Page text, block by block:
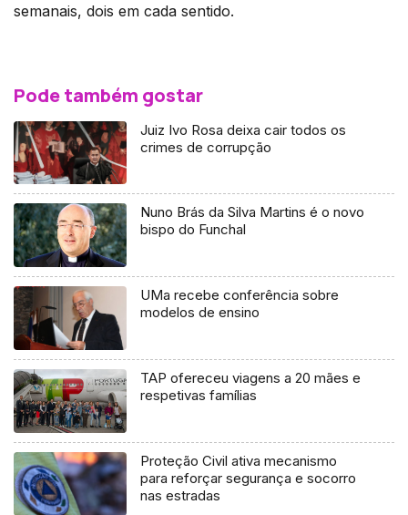
semanais, dois em cada sentido.
Pode também gostar
Juiz Ivo Rosa deixa cair todos os
crimes de corrupção
Nuno Brás da Silva Martins é o novo
bispo do Funchal
UMa recebe conferência sobre
modelos de ensino
TAP ofereceu viagens a 20 mães e
respetivas famílias
Proteção Civil ativa mecanismo
para reforçar segurança e socorro
nas estradas